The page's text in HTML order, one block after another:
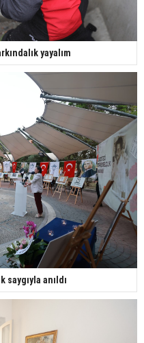
yayalım
saygıyla anıldı